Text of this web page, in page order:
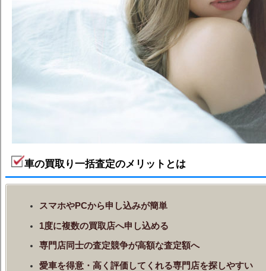
車の買取り一括査定のメリットとは
スマホやPCから申し込みが簡単
1度に複数の買取店へ申し込める
専門店同士の査定競争が高額な査定額へ
愛車を得意・高く評価してくれる専門店を探しやすい